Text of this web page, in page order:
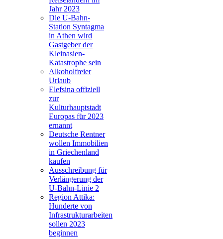
Jahr 2023
Die U-Bahn-
Station Syntagma
in Athen wird
Gastgeber der
Kleinasien-
Katastrophe sein
Alkoholfreier
Urlaub
Elefsina offiziell
zur
Kulturhauptstadt
Europas für 2023
ernannt
Deutsche Rentner
wollen Immobilien
in Griechenland
kaufen
Ausschreibung für
Verlängerung der
U-Bahn-Linie 2
Region Attika:
Hunderte von
Infrastrukturarbeiten
sollen 2023
beginnen